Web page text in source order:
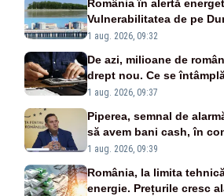
România în alertă
Vulnerabilitatea de pe
pericol Centrala
1 aug. 2026, 09:32
De azi, milioane de
drept nou. Ce se
un produs
1 aug. 2026, 09:37
Piperea, semnal de
să avem bani cash, în
energetice?
1 aug. 2026, 09:39
România, la limita
energie. Prețurile cresc